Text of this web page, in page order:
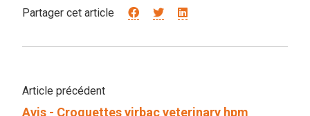
Partager cet article
Article précédent
Avis - Croquettes virbac veterinary hpm